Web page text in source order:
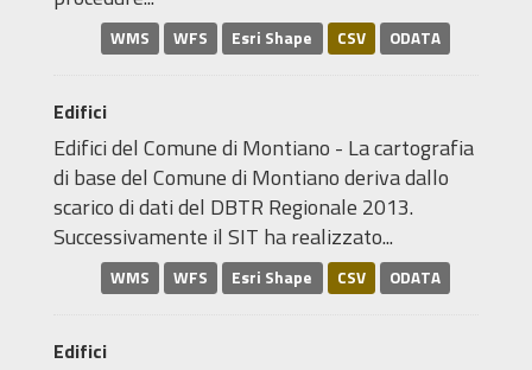
WMS WFS Esri Shape CSV ODATA
Edifici
Edifici del Comune di Montiano - La cartografia
di base del Comune di Montiano deriva dallo
scarico di dati del DBTR Regionale 2013.
Successivamente il SIT ha realizzato...
WMS WFS Esri Shape CSV ODATA
Edifici